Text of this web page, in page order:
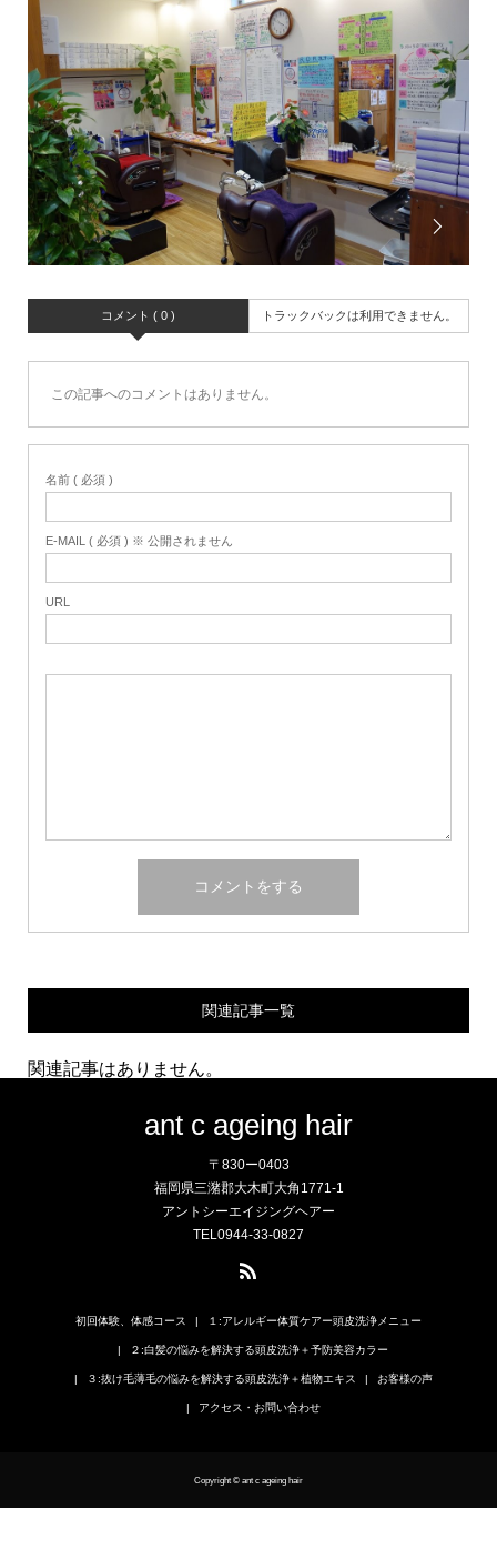
コメント ( 0 ) トラックバックは利用できません。
この記事へのコメントはありません。
名前 ( 必須 )
E-MAIL ( 必須 ) ※ 公開されません
URL
関連記事一覧
関連記事はありません。
ant c ageing hair
〒830ー0403
福岡県三潴郡大木町大角1771-1
アントシーエイジングヘアー
TEL0944-33-0827
初回体験、体感コース １:アレルギー体質ケアー頭皮洗浄メニュー
２:白髪の悩みを解決する頭皮洗浄＋予防美容カラー
３:抜け毛薄毛の悩みを解決する頭皮洗浄＋植物エキス お客様の声
アクセス・お問い合わせ
Copyright © ant c ageing hair